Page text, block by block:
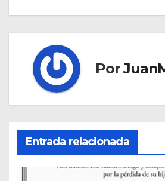
Por
Entrada relacionada